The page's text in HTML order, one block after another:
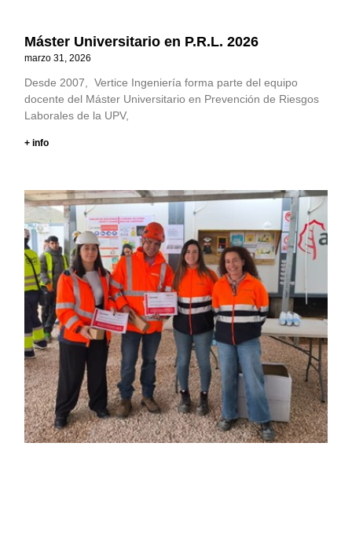
Máster Universitario en P.R.L. 2026
marzo 31, 2026
Desde 2007, Vertice Ingeniería forma parte del equipo
docente del Máster Universitario en Prevención de Riesgos
Laborales de la UPV,
+ info